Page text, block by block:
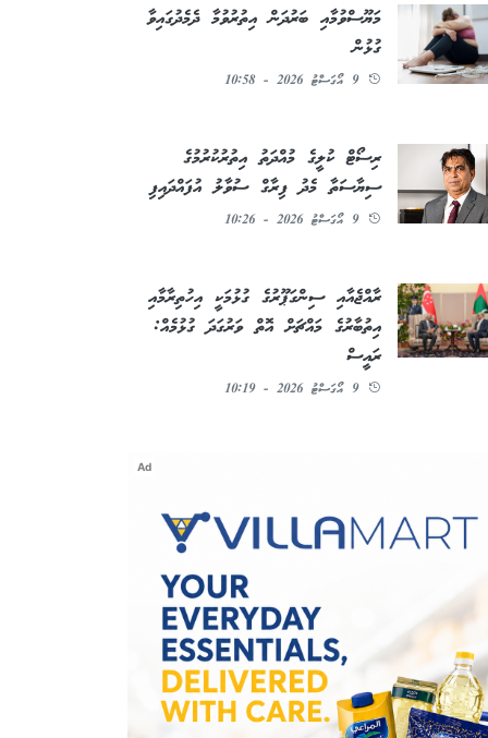
މަޔޫސްވުމާއި ބަރުދަން އިތުރުވުމާ ދެމެދުގައިވާ
ގުޅުން
9 އޯގަސްޓު 2026 - 10:58
ރިސޯޓް ކުލީގެ މުއްދަތު އިތުރުކުރުމުގެ
ސިޔާސަތާ މެދު ފިރާގް ސުވާލު އުފައްދައިފި
9 އޯގަސްޓު 2026 - 10:26
ރާއްޖެއާއި ސިންގަޕޫރުގެ ގުޅުމަކީ އިހުތިރާމާއި
އިތުބާރުގެ މައްޗަށް އޮތް ވަރުގަދަ ގުޅުމެއް:
ރައީސް
9 އޯގަސްޓު 2026 - 10:19
Ad